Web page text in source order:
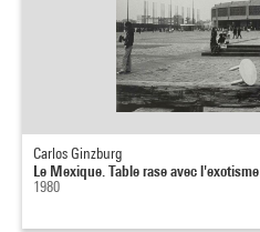
Carlos Ginzburg
Le Mexique. Table rase avec l'exotisme
1980